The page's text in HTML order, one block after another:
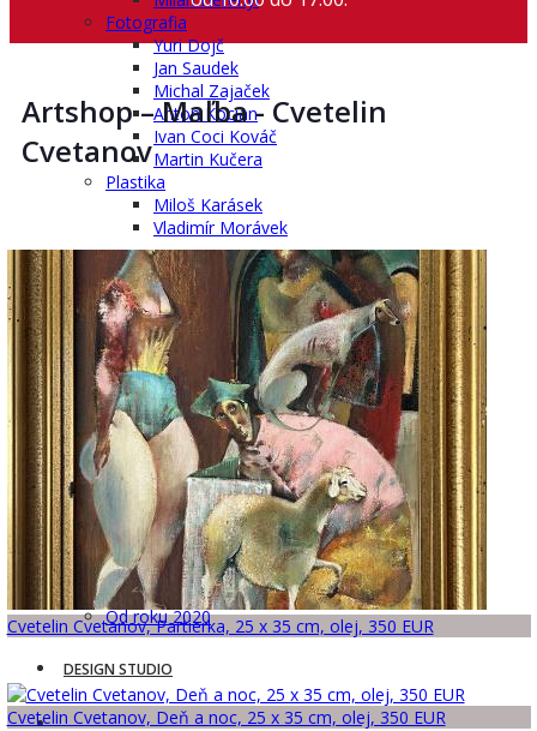
Fotografia
Yuri Dojč
Jan Saudek
Michal Zajaček
Anton Kocian
Ivan Coci Kováč
Martin Kučera
Plastika
Miloš Karásek
Vladimír Morávek
AKTUÁLNA VÝSTAVA
ŠPECIÁLNA PONUKA ART SHOP
ARCHÍV
Roky 1995 až 1999
Roky 2000 až 2004
Roky 2005 až 2009
Roky 2010 až 2014
Roky 2015 až 2019
Od roku 2020
DESIGN STUDIO
Artshop – Maľba - Cvetelin
Cvetanov
Cvetelin Cvetanov, Partierka, 25 x 35 cm, olej, 350 EUR
Cvetelin Cvetanov, Deň a noc, 25 x 35 cm, olej, 350 EUR